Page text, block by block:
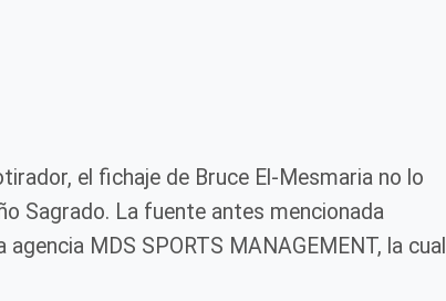
el fichaje de Bruce El-Mesmaria no lo
Sagrado. La fuente antes mencionada
MDS SPORTS MANAGEMENT, la cual